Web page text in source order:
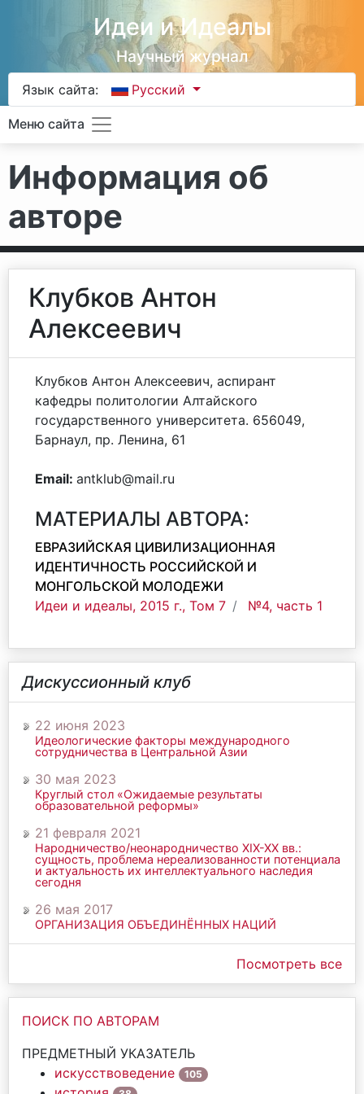
Идеи и Идеалы
Научный журнал
Язык сайта: Русский
Меню сайта
Информация об
авторе
Клубков Антон
Алексеевич
Клубков Антон Алексеевич, аспирант
кафедры политологии Алтайского
государственного университета. 656049,
Барнаул, пр. Ленина, 61
Email: antklub@mail.ru
МАТЕРИАЛЫ АВТОРА:
ЕВРАЗИЙСКАЯ ЦИВИЛИЗАЦИОННАЯ
ИДЕНТИЧНОСТЬ РОССИЙСКОЙ И
МОНГОЛЬСКОЙ МОЛОДЕЖИ
Идеи и идеалы, 2015 г., Том 7
№4, часть 1
Дискуссионный клуб
22 июня 2023
Идеологические факторы международного
сотрудничества в Центральной Азии
30 мая 2023
Круглый стол «Ожидаемые результаты
образовательной реформы»
21 февраля 2021
Народничество/неонародничество ХIХ-ХХ вв.:
сущность, проблема нереализованности потенциала
и актуальность их интеллектуального наследия
сегодня
26 мая 2017
ОРГАНИЗАЦИЯ ОБЪЕДИНЁННЫХ НАЦИЙ
Посмотреть все
ПОИСК ПО АВТОРАМ
ПРЕДМЕТНЫЙ УКАЗАТЕЛЬ
искусствоведение
105